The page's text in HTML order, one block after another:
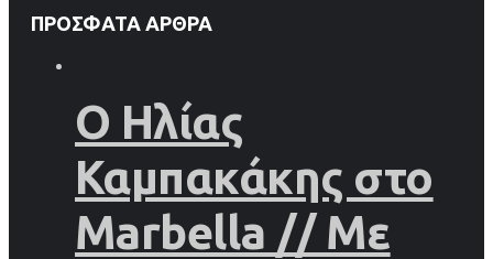
ΠΡΌΣΦΑΤΑ ΆΡΘΡΑ
Ο Ηλίας
Καμπακάκης στο
Marbella // Με